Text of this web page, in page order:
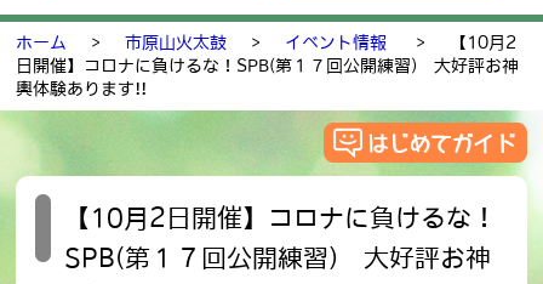
ホーム > 市原山火太鼓 > イベント情報 >
【10月2
日開催】コロナに負けるな！SPB(第１７回公開練習) 大好評お神
輿体験あります!!
【10月2日開催】コロナに負けるな！
SPB(第１７回公開練習) 大好評お神